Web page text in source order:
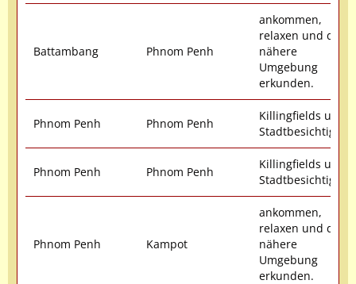
Battambang Phnom Penh
ankommen,
relaxen und die
nähere
Umgebung
erkunden.
Phnom Penh Phnom Penh
Killingfields und
Stadtbesichtigung
Phnom Penh Phnom Penh
Killingfields und
Stadtbesichtigung
Phnom Penh Kampot
ankommen,
relaxen und die
nähere
Umgebung
erkunden.